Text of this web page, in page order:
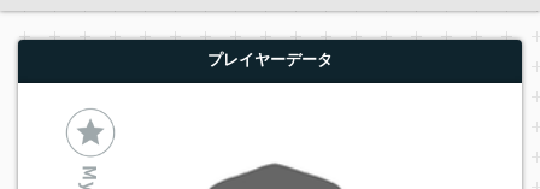
プレイヤーデータ